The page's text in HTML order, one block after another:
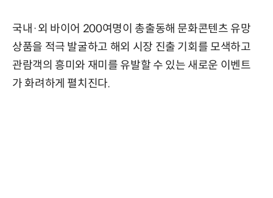
국내·외 바이어 200여명이 총출동해 문화콘텐츠 유망
상품을 적극 발굴하고 해외 시장 진출 기회를 모색하고
관람객의 흥미와 재미를 유발할 수 있는 새로운 이벤트
가 화려하게 펼치진다.